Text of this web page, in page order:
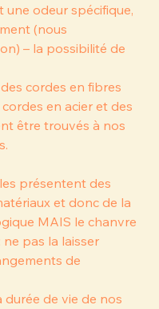
odeur spécifique,
(nous
– la possibilité de
cordes en fibres
en acier et des
être trouvés à nos
présentent des
et donc de la
MAIS le chanvre
pas la laisser
de
de vie de nos